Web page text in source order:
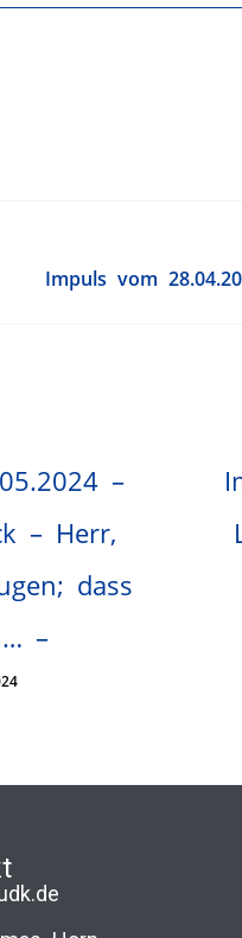
Impuls vom
–
– Herr,
dass
–